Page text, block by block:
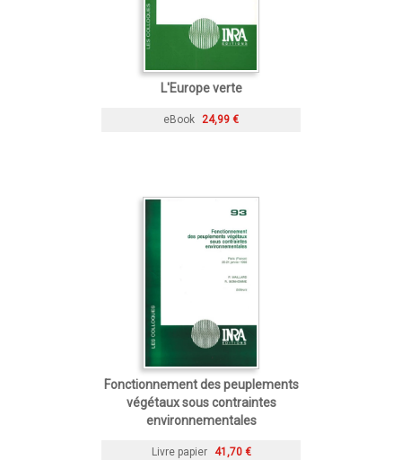
L'Europe verte
eBook 24,99 €
Fonctionnement des peuplements
végétaux sous contraintes
environnementales
Livre papier 41,70 €